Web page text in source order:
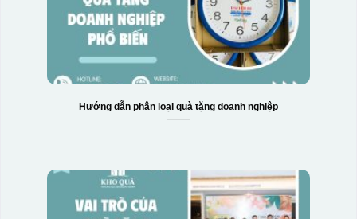
Hướng dẫn phân loại quà tặng doanh nghiệp